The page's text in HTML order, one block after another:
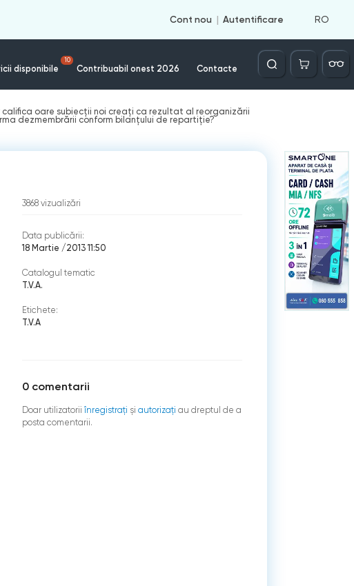
Cont nou Autentificare RO
disponibile
10
Contribuabil onest 2026 Contacte
Căutare
oare subiecții noi creați ca rezultat al reorganizării
dezmembrării conform bilanțului de repartiție?
3868 vizualizări
Data publicării:
18 Martie /2013 11:50
Catalogul tematic
T.V.A.
Etichete:
T.V.A
0 comentarii
Doar utilizatorii înregistraţi şi autorizați au dreptul de a
posta comentarii.